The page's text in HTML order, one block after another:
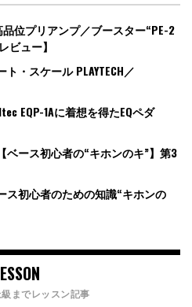
位プリアンプ／ブースター“PE-2
ビュー】
・スケール PLAYTECH／
EQP-1Aに着想を得たEQペダ
ベース初心者の“キホンのキ”】第3
ス初心者のための知識“キホンの
までレッスン記事